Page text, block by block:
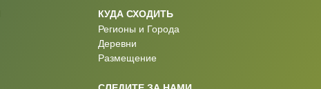
КУДА СХОДИТЬ
Регионы и Города
Деревни
Размещение